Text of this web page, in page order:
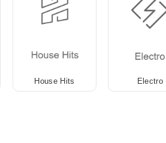
House Hits Electro